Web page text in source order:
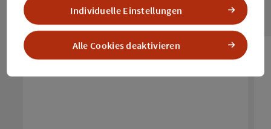
Alle Cookies deaktivieren
Individuelle Einstellungen